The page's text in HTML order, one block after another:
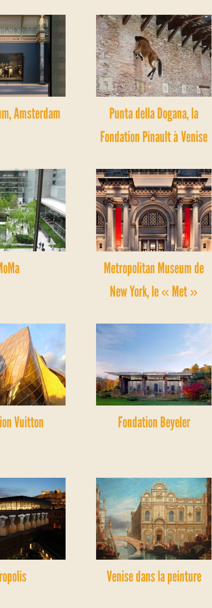
Amsterdam
Punta della Dogana, la
Fondation Pinault à Venise
Metropolitan Museum de
New York, le « Met »
Vuitton Fondation Beyeler
Venise dans la peinture